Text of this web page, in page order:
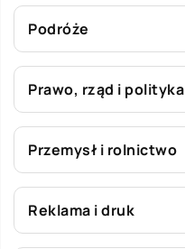
Podróże
Prawo, rząd i polityka
Przemysł i rolnictwo
Reklama i druk